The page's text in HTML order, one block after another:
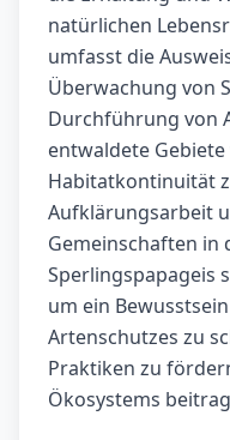
natürlichen
umfasst die
Überwachung von
Durchführung von
entwaldete
Habitatkontinuität
Aufklärungsarbeit
Gemeinschaften in
Sperlingspapageis
um ein
Artenschutzes zu
Praktiken zu
Ökosystems